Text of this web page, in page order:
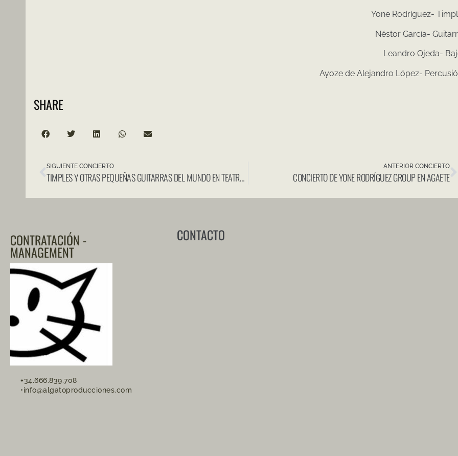
Yone Rodríguez-
Néstor García-
Leandro Ojeda-
Ayoze de Alejandro López-
SHARE
SIGUIENTE CONCIERTO
TIMPLES Y OTRAS PEQUEÑAS GUITARRAS DEL MUNDO EN TEATRO LEAL
ANTERIOR CONCIERTO
CONCIERTO DE YONE RODRÍGUEZ GROUP EN AGAETE
CONTRATACIÓN -
MANAGEMENT
+34.666.839.708
•info@algatoproducciones.com
CONTACTO